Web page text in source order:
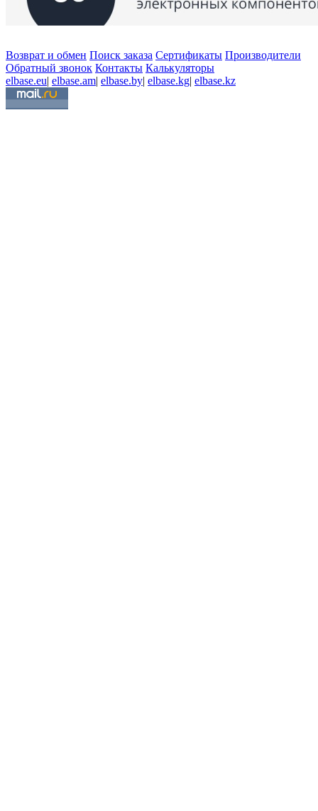
Возврат и обмен Поиск заказа Сертификаты Производители
Обратный звонок Контакты Калькуляторы
elbase.eu| elbase.am| elbase.by| elbase.kg| elbase.kz